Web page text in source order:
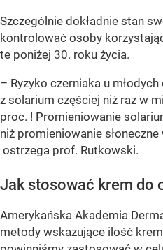
Szczególnie dokładnie stan
kontrolować osoby
te poniżej 30. roku życia.
– Ryzyko czerniaka u
z solarium częściej niż raz w
proc. ! Promieniowanie
niż promieniowanie
ostrzega prof. Rutkowski.
Jak stosować krem do
Amerykańska Akademia
metody wskazujące ilość